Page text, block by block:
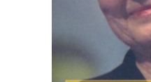
AGGIUNGI